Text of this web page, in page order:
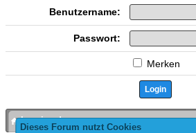
Dieses Forum nutzt Cookies
Benutzername:
Passwort:
Merken
bronies.de